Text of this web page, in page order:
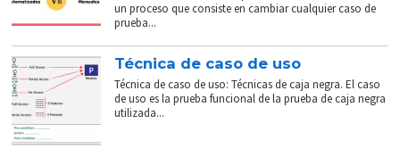
un proceso que consiste en cambiar cualquier caso de
prueba...
Técnica de caso de uso
Técnica de caso de uso: Técnicas de caja negra. El caso
de uso es la prueba funcional de la prueba de caja negra
utilizada...